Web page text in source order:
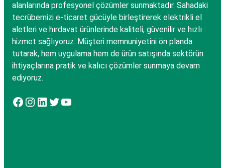
alanlarında profesyonel çözümler sunmaktadır. Sahadaki
tecrübemizi e-ticaret gücüyle birleştirerek elektrikli el
aletleri ve hırdavat ürünlerinde kaliteli, güvenilir ve hızlı
hizmet sağlıyoruz. Müşteri memnuniyetini ön planda
tutarak, hem uygulama hem de ürün satışında sektörün
ihtiyaçlarına pratik ve kalıcı çözümler sunmaya devam
ediyoruz.
Facebook Instagram LinkedIn Twitter YouTube